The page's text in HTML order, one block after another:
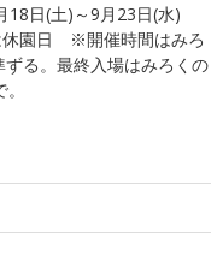
18日(土)～9月23日(水)
園日 ※開催時間はみろ
ずる。最終入場はみろくの